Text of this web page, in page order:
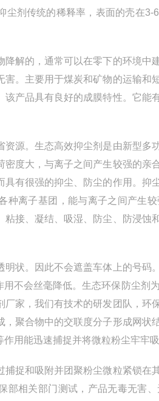
尘剂传统的稀释率，表面的壳在
解的，通常可以在零下的环境
。主要用于煤炭和矿物的运输
产品具有良好的成膜特性。它
。生态高效抑尘剂是由新型多
度大，与离子之间产生较强的
有很强的抑尘、防尘的作用。
种离子基团，能与离子之间产生
接、凝结、吸湿、防尘、防浸
。因此不会遮盖车体上的号码
不会丝毫降低。生态环保防尘剂
家，我们有技术的研发团队，
聚合物中的交联度分子形成网
用能迅速捕捉并将微粒粉尘牢牢
和吸附并团聚粉尘微粒紧锁在
部相关部门测试，产品无毒无害